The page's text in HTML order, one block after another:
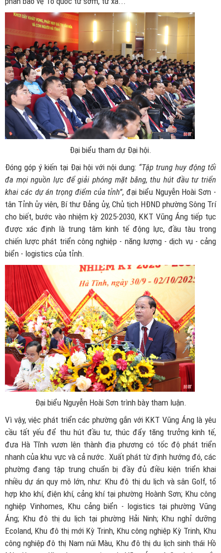
Đại biểu tham dự Đại hội.
Đóng góp ý kiến tại Đại hội với nội dung: “Tập trung huy động tối
đa mọi nguồn lực để giải phóng mặt bằng, thu hút đầu tư triển
khai các dự án trọng điểm của tỉnh”, đại biểu Nguyễn Hoài Sơn -
tân Tỉnh ủy viên, Bí thư Đảng ủy, Chủ tịch HĐND phường Sông Trí
cho biết, bước vào nhiệm kỳ 2025-2030, KKT Vũng Áng tiếp tục
được xác định là trung tâm kinh tế động lực, đầu tàu trong
chiến lược phát triển công nghiệp - năng lượng - dịch vụ - cảng
biển - logistics của tỉnh.
Đại biểu Nguyễn Hoài Sơn trình bày tham luận.
Vì vậy, việc phát triển các phường gắn với KKT Vũng Áng là yêu
cầu tất yếu để thu hút đầu tư, thúc đẩy tăng trưởng kinh tế,
đưa Hà Tĩnh vươn lên thành địa phương có tốc độ phát triển
nhanh của khu vực và cả nước. Xuất phát từ định hướng đó, các
phường đang tập trung chuẩn bị đầy đủ điều kiện triển khai
nhiều dự án quy mô lớn, như: Khu đô thị du lịch và sân Golf, tổ
hợp kho khí, điện khí, cảng khí tại phường Hoành Sơn; Khu công
nghiệp Vinhomes, Khu cảng biển - logistics tại phường Vũng
Áng; Khu đô thị du lịch tại phường Hải Ninh; Khu nghỉ dưỡng
Ecoland, Khu đô thị mới Kỳ Trinh, Khu công nghiệp Kỳ Trinh, Khu
công nghiệp đô thị Nam núi Màu, Khu đô thị du lịch sinh thái Hồ